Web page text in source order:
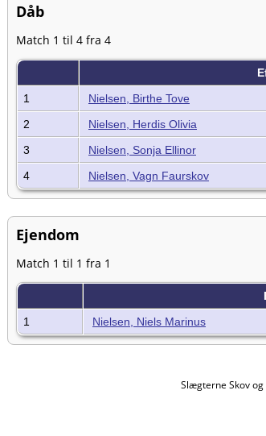
Dåb
Match 1 til 4 fra 4
1
Nielsen, Birthe Tove
2
Nielsen, Herdis Olivia
3
Nielsen, Sonja Ellinor
4
Nielsen, Vagn Faurskov
Ejendom
Match 1 til 1 fra 1
1
Nielsen, Niels Marinus
Slægterne Skov